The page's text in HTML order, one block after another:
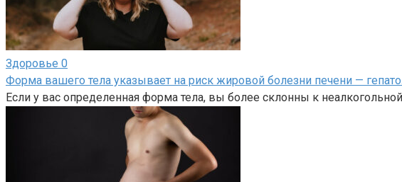
Здоровье 0
Форма вашего тела указывает на риск жировой болезни печени —
Если у вас определенная форма тела, вы более склонны к